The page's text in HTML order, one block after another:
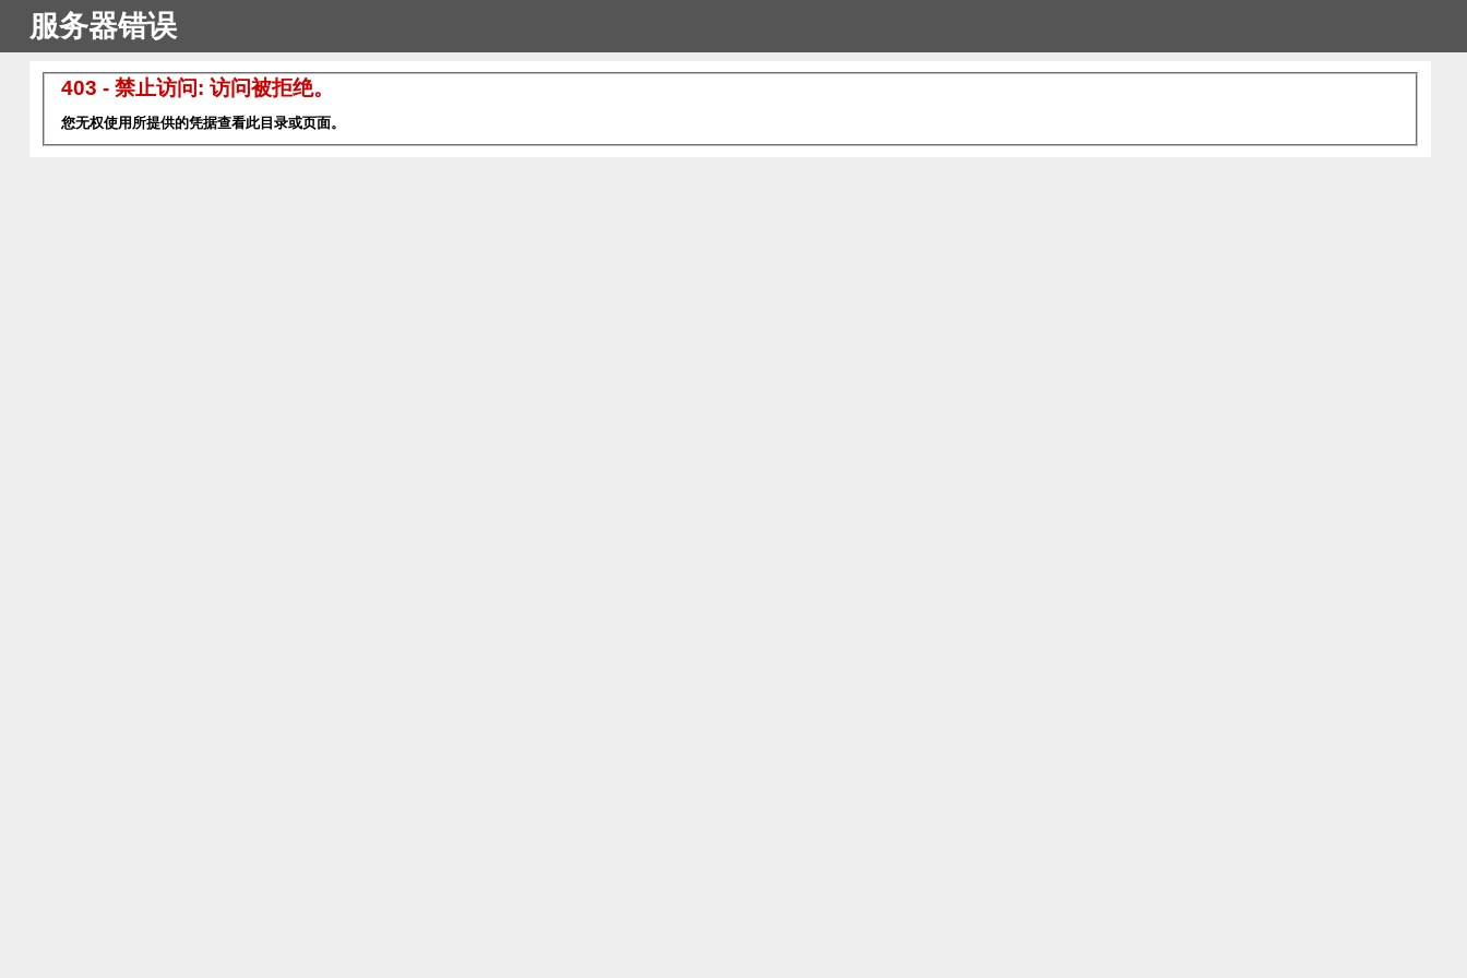
服务器错误
403 - 禁止访问: 访问被拒绝。
您无权使用所提供的凭据查看此目录或页面。